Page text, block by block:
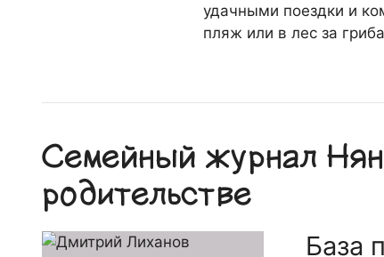
удачными поездки и
пляж или в лес за
Семейный журнал
родительстве
База